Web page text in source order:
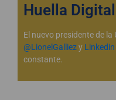
Huella Digital
El nuevo presidente de
@LionelGalliezy Linkedin
constante.